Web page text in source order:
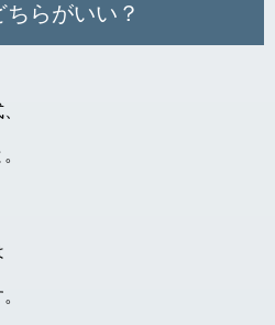
らがいい？